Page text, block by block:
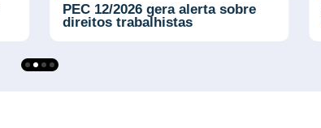
PEC 12/2026 gera alerta sobre
direitos trabalhistas